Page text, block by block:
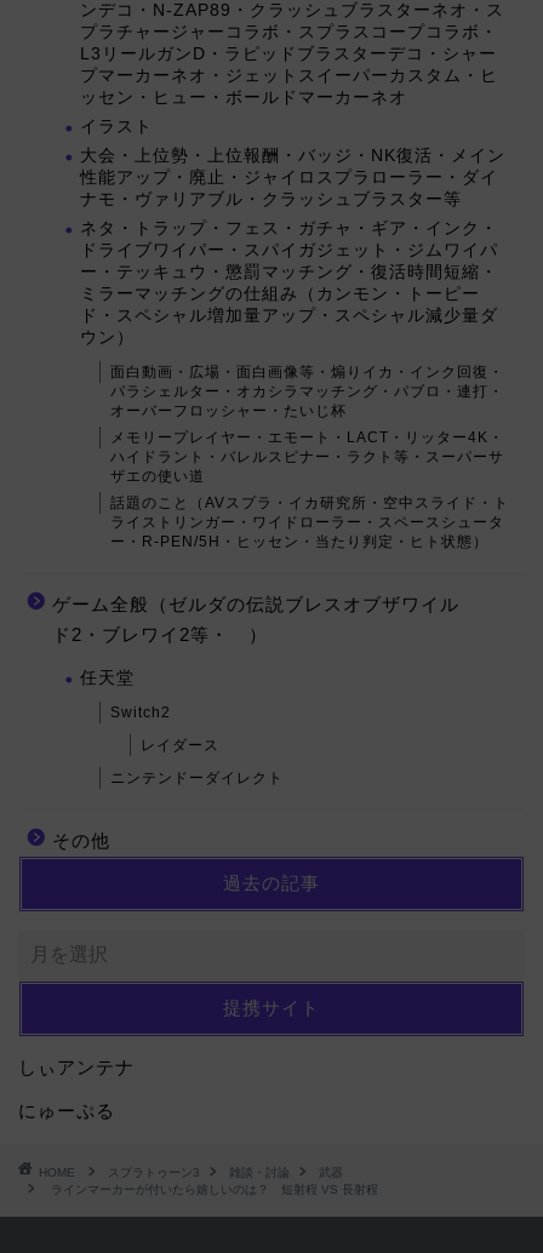
ンデコ・N-ZAP89・クラッシュブラスターネオ・ス
プラチャージャーコラボ・スプラスコープコラボ・
L3リールガンD・ラピッドブラスターデコ・シャー
プマーカーネオ・ジェットスイーパーカスタム・ヒ
ッセン・ヒュー・ボールドマーカーネオ
イラスト
大会・上位勢・上位報酬・バッジ・NK復活・メイン
性能アップ・廃止・ジャイロスプラローラー・ダイ
ナモ・ヴァリアブル・クラッシュブラスター等
ネタ・トラップ・フェス・ガチャ・ギア・インク・
ドライブワイパー・スパイガジェット・ジムワイパ
ー・テッキュウ・懲罰マッチング・復活時間短縮・
ミラーマッチングの仕組み（カンモン・トーピー
ド・スペシャル増加量アップ・スペシャル減少量ダ
ウン）
面白動画・広場・面白画像等・煽りイカ・インク回復・
パラシェルター・オカシラマッチング・パブロ・連打・
オーバーフロッシャー・たいじ杯
メモリープレイヤー・エモート・LACT・リッター4K・
ハイドラント・バレルスピナー・ラクト等・スーパーサ
ザエの使い道
話題のこと（AVスプラ・イカ研究所・空中スライド・ト
ライストリンガー・ワイドローラー・スペースシュータ
ー・R-PEN/5H・ヒッセン・当たり判定・ヒト状態）
ゲーム全般（ゼルダの伝説ブレスオブザワイル
ド2・ブレワイ2等・ ）
任天堂
Switch2
レイダース
ニンテンドーダイレクト
その他
過去の記事
提携サイト
しぃアンテナ
にゅーぷる
HOME スプラトゥーン3 雑談・討論
武器
ラインマーカーが付いたら嬉しいのは？ 短射程 VS 長射程